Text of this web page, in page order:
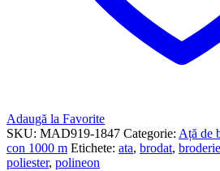
Adaugă la Favorite
SKU: MAD919-1847 Categorie: Ață de
con 1000 m Etichete: ata, brodat, broderie
poliester, polineon